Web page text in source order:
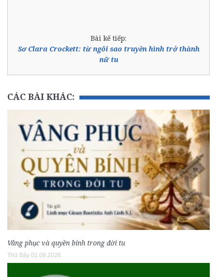
Bài kế tiếp:
Sơ Clara Crockett: từ ngôi sao truyền hình trở thành
nữ tu
CÁC BÀI KHÁC:
Vâng phục và quyền bính trong đời tu
Thứ Bảy 01.08.2026